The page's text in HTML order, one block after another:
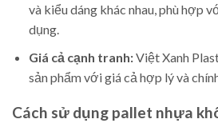
và kiểu dáng khác nhau, phù hợp
dụng.
Giá cả cạnh tranh:Việt Xanh
sản phẩm với giá cả hợp lý và
Cách sử dụng pallet nhựa